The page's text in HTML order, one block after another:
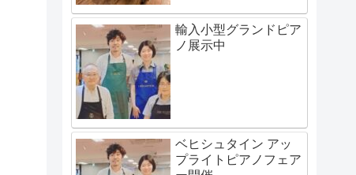
輸入小型グランドピア
ノ展示中
ベヒシュタイン アッ
プライトピアノフェア